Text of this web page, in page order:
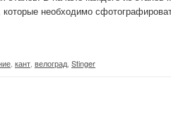
необходимо
кант велоград Stinger